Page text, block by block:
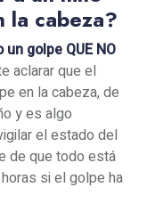
la cabeza?
un golpe QUE NO
aclarar que el
en la cabeza, de
y es algo
el estado del
de que todo está
si el golpe ha